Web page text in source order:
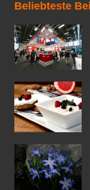
Beliebteste